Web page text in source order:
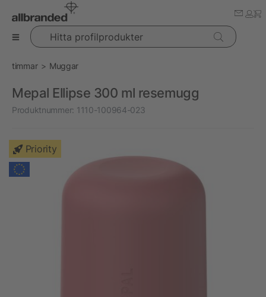
Hitta profilprodukter
timmar Muggar
Mepal Ellipse 300 ml resemugg
Produktnummer: 1110-100964-023
Priority